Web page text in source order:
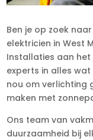
Ben je op zoek
elektricien in West
Installaties aan het
experts in alles
nou om verlichting
maken met
Ons team van
duurzaamheid bij